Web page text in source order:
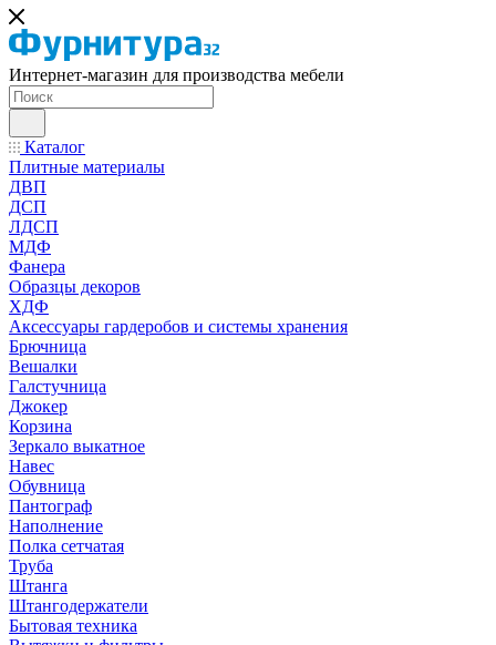
Интернет-магазин для производства мебели
Каталог
Плитные материалы
ДВП
ДСП
ЛДСП
МДФ
Фанера
Образцы декоров
ХДФ
Аксессуары гардеробов и системы хранения
Брючница
Вешалки
Галстучница
Джокер
Корзина
Зеркало выкатное
Навес
Обувница
Пантограф
Наполнение
Полка сетчатая
Труба
Штанга
Штангодержатели
Бытовая техника